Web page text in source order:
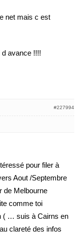
net mais c est
avance !!!!
#227994
pour filer à
Aout /Septembre
de Melbourne
comme toi
( … suis à Cairns en
clareté des infos